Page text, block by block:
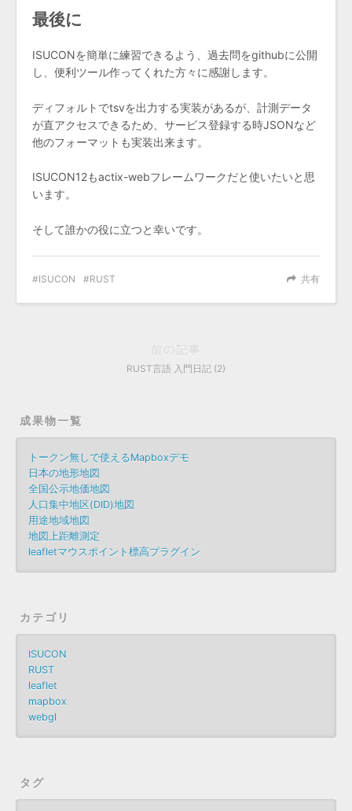
最後に
ISUCONを簡単に練習できるよう、過去問をgithubに公開
し、便利ツール作ってくれた方々に感謝します。
ディフォルトでtsvを出力する実装があるが、計測データ
が直アクセスできるため、サービス登録する時JSONなど
他のフォーマットも実装出来ます。
ISUCON12もactix-webフレームワークだと使いたいと思
います。
そして誰かの役に立つと幸いです。
共有
ISUCON RUST
前の記事
RUST言語 入門日記 (2)
成果物一覧
トークン無しで使えるMapboxデモ
日本の地形地図
全国公示地価地図
人口集中地区(DID)地図
用途地域地図
地図上距離測定
leafletマウスポイント標高プラグイン
カテゴリ
ISUCON
RUST
leaflet
mapbox
webgl
タグ